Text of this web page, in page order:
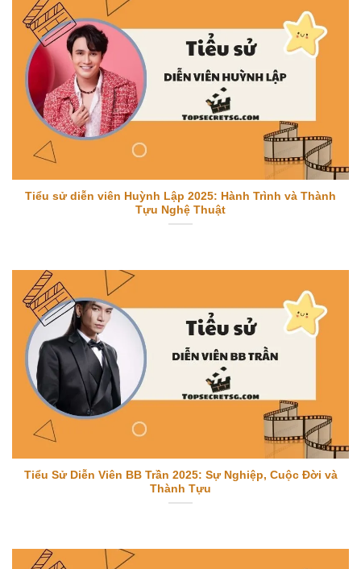
Tiểu sử diễn viên Huỳnh Lập 2025: Hành Trình và Thành
Tựu Nghệ Thuật
Tiểu Sử Diễn Viên BB Trần 2025: Sự Nghiệp, Cuộc Đời và
Thành Tựu